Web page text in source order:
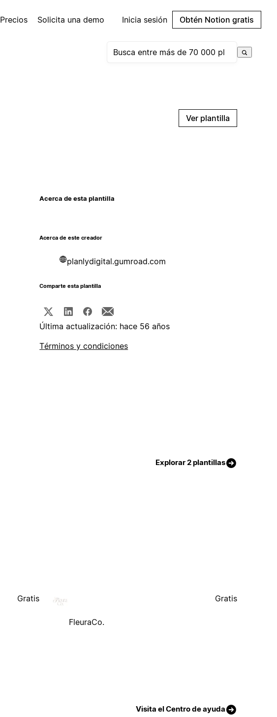
Precios Solicita una demo Inicia sesión Obtén Notion gratis
Ver plantilla
Acerca de esta plantilla
Acerca de este creador
planlydigital.gumroad.com
Comparte esta plantilla
Última actualización: hace 56 años
Términos y condiciones
Explorar 2 plantillas
Gratis
FleuraCo.
Gratis
Visita el Centro de ayuda